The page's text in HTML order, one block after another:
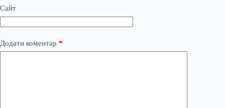
Сайт
Додати коментар *